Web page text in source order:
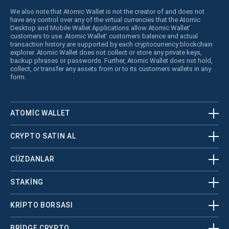
We also note that Atomic Wallet is not the creator of and does not
have any control over any of the virtual currencies that the Atomic
Desktop and Mobile Wallet Applications allow Atomic Wallet’
customers to use. Atomic Wallet’ customers balance and actual
transaction history are supported by each cryptocurrency blockchain
explorer. Atomic Wallet does not collect or store any private keys,
backup phrases or passwords. Further, Atomic Wallet does not hold,
collect, or transfer any assets from or to its customers wallets in any
form.
ATOMIC WALLET
CRYPTO SATIN AL
CÜZDANLAR
STAKING
KRİPTO BORSASI